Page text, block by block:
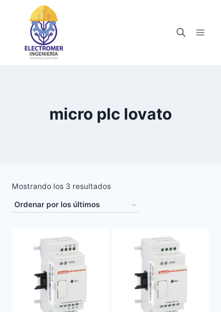
contenido
micro plc lovato
Mostrando los 3 resultadosOrdenado
los